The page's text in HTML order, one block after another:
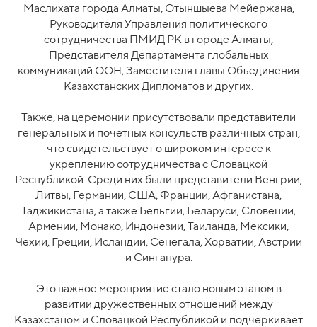
Маслихата города Алматы, Отыншыева Мейержана,
Руководителя Управления политического
сотрудничества ПМИД РК в городе Алматы,
Представителя Департамента глобальных
коммуникаций ООН, Заместителя главы Объединения
Казахстанских Дипломатов и других.
Также, на церемонии присутствовали представители
генеральных и почетных консульств различных стран,
что свидетельствует о широком интересе к
укреплению сотрудничества с Словацкой
Республикой. Среди них были представители Венгрии,
Литвы, Германии, США, Франции, Афганистана,
Таджикистана, а также Бельгии, Беларуси, Словении,
Армении, Монако, Индонезии, Таиланда, Мексики,
Чехии, Греции, Исландии, Сенегала, Хорватии, Австрии
и Сингапура.
Это важное мероприятие стало новым этапом в
развитии дружественных отношений между
Казахстаном и Словацкой Республикой и подчеркивает